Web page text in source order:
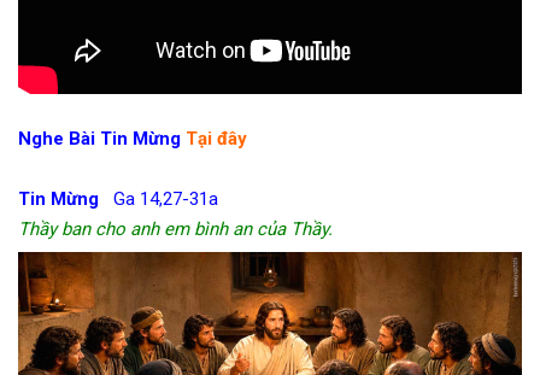
Nghe Bài Tin Mừng Tại đây
Tin Mừng Ga 14,27-31a
Thầy ban cho anh em bình an của Thầy.